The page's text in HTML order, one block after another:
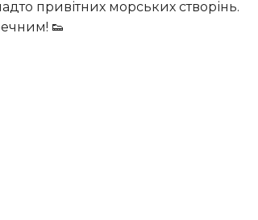
привітних морських створінь.
👟